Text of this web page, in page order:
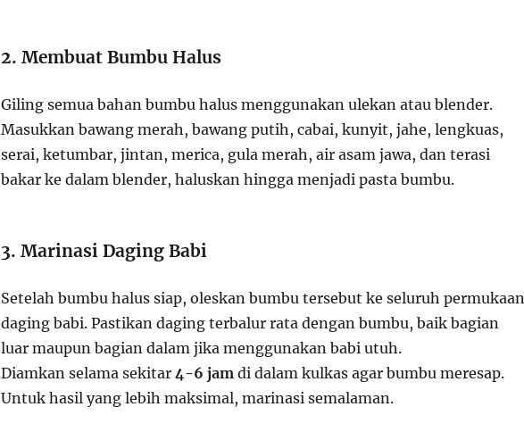
2. Membuat Bumbu Halus
Giling semua bahan bumbu halus menggunakan ulekan atau blender.
Masukkan bawang merah, bawang putih, cabai, kunyit, jahe, lengkuas,
serai, ketumbar, jintan, merica, gula merah, air asam jawa, dan terasi
bakar ke dalam blender, haluskan hingga menjadi pasta bumbu.
3. Marinasi Daging Babi
Setelah bumbu halus siap, oleskan bumbu tersebut ke seluruh permukaan
daging babi. Pastikan daging terbalur rata dengan bumbu, baik bagian
luar maupun bagian dalam jika menggunakan babi utuh.
Diamkan selama sekitar 4-6 jam di dalam kulkas agar bumbu meresap.
Untuk hasil yang lebih maksimal, marinasi semalaman.